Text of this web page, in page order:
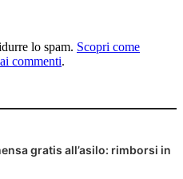
lo spam. Scopri come
commenti.
gratis all’asilo: rimborsi in